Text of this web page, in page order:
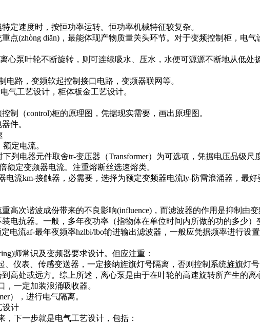
速度时，按恒功率运转。恒功率机械特征较复杂。
(zhòng diǎn)，最能体现产物质量关头环节。对于变频控制柜，电气
泵叶轮不断旋转，则可连续吸水、压水，水便可源源不断地从低处
路，变频软起控制接口电路，变频器联网等。
工艺设计，柜体板金工艺设计。
（control)柜的原理图，凭据现实需要，画出原理图。
件。
定电流。
电器元件取舍tr-变压器（Transformer）为可选项，凭据电压品级尺
定变频器电流。注重熔断丝选速熔类。
流km-接触器，必需要，选择为额定变频器电流ly-防雷浪涌器，最
次谐波成份带来的不良影响(influence)，而滤波器的作用是抑制由变
抗器。一般，多年夜功率（指物体在单位时间内所做的功的多少）
电流af-最年夜频率hzlbi/lbo输进输出滤波器，一般应凭据频率进行
师常识及变频器要求设计。但应注重：
表、传感变送器，一定接纳旌旗灯号隔离，否则控制系统旌旗灯
高处或远方。综上所述，离心泵是由于在叶轮的高速旋转所产生的离
一定加装浪涌吸收器。
），进行电气隔离。
计
下一步就是电气工艺设计，包括：